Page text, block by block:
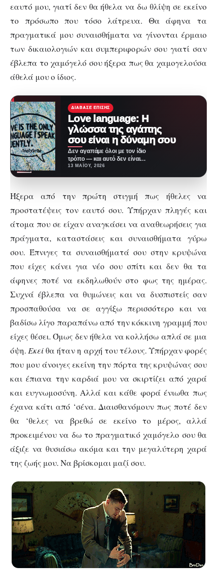
εαυτό μου, γιατί δεν θα ήθελα να δω θλίψη σε εκείνο
το πρόσωπο που τόσο λάτρευα. Θα άφηνα τα
πραγματικά μου συναισθήματα να γίνονται έρμαιο
των δικαιολογιών και συμπεριφορών σου γιατί σαν
έβλεπα το χαμόγελό σου ήξερα πως θα χαμογελούσα
άθελά μου ο ίδιος.
ΔΙΆΒΑΣΕ ΕΠΊΣΗΣ
Love language: Η
γλώσσα της αγάπης
σου είναι η δύναμη σου
Δεν αγαπάμε όλοι με τον ίδιο
τρόπο — και αυτό δεν είναι
καθόλου πρόβλημα. Αντιθέτως
13 ΜΑΪ́ΟΥ, 2026
Ήξερα από την πρώτη στιγμή πως ήθελες να
προστατέψεις τον εαυτό σου. Υπήρχαν πληγές και
άτομα που σε είχαν αναγκάσει να αναθεωρήσεις για
πράγματα, καταστάσεις και συναισθήματα γύρω
σου. Έπνιγες τα συναισθήματά σου στην κρυψώνα
που είχες κάνει για νέο σου σπίτι και δεν θα τα
άφηνες ποτέ να εκδηλωθούν στο φως της ημέρας.
Συχνά έβλεπα να θυμώνεις και να δυσπιστείς σαν
προσπαθούσα να σε αγγίξω περισσότερο και να
βαδίσω λίγο παραπάνω από την κόκκινη γραμμή που
είχες θέσει. Όμως δεν ήθελα να κολλήσω απλά σε μια
όψη.Εκείθα ήταν η αρχή του τέλους. Υπήρχαν φορές
που μου άνοιγες εκείνη την πόρτα της κρυψώνας σου
και έπιανα την καρδιά μου να σκιρτίζει από χαρά
και ευγνωμοσύνη. Αλλά και κάθε φορά ένιωθα πως
έχανα κάτι από ‘σένα. Διαισθανόμουν πως ποτέ δεν
θα ‘θελες να βρεθώ σε εκείνο το μέρος, αλλά
προκειμένου να δω το πραγματικό χαμόγελο σου θα
άξιζε να θυσιάσω ακόμα και την μεγαλύτερη χαρά
της ζωής μου. Να βρίσκομαι μαζί σου.